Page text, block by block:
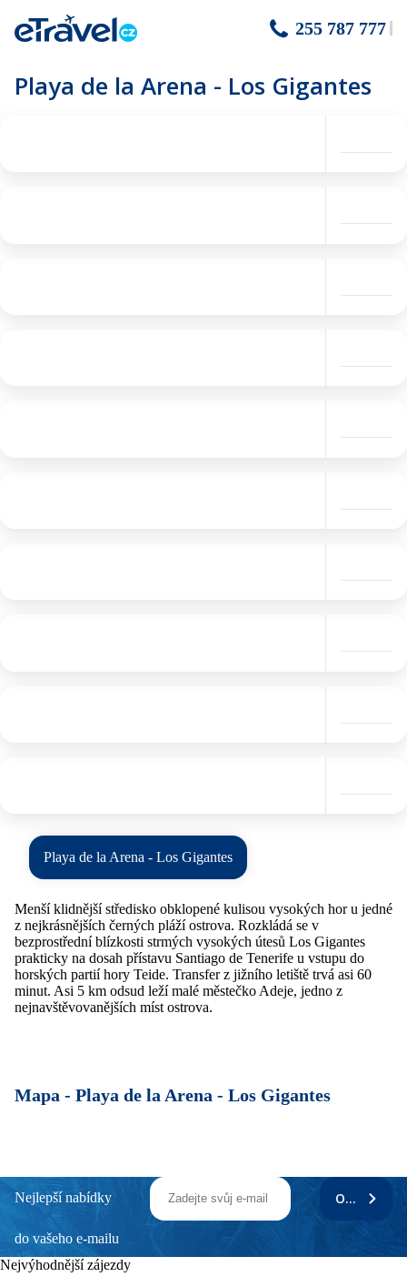
255 787 777
Playa de la Arena - Los Gigantes
Playa de la Arena - Los Gigantes
Menší klidnější středisko obklopené kulisou vysokých hor u jedné
z nejkrásnějších černých pláží ostrova. Rozkládá se v
bezprostřední blízkosti strmých vysokých útesů Los Gigantes
prakticky na dosah přístavu Santiago de Tenerife u vstupu do
horských partií hory Teide. Transfer z jižního letiště trvá asi 60
minut. Asi 5 km odsud leží malé městečko Adeje, jedno z
nejnavštěvovanějších míst ostrova.
Mapa - Playa de la Arena - Los Gigantes
Nejlepší nabídky
do vašeho e-mailu
ODEBÍRAT
Nejvýhodnější zájezdy